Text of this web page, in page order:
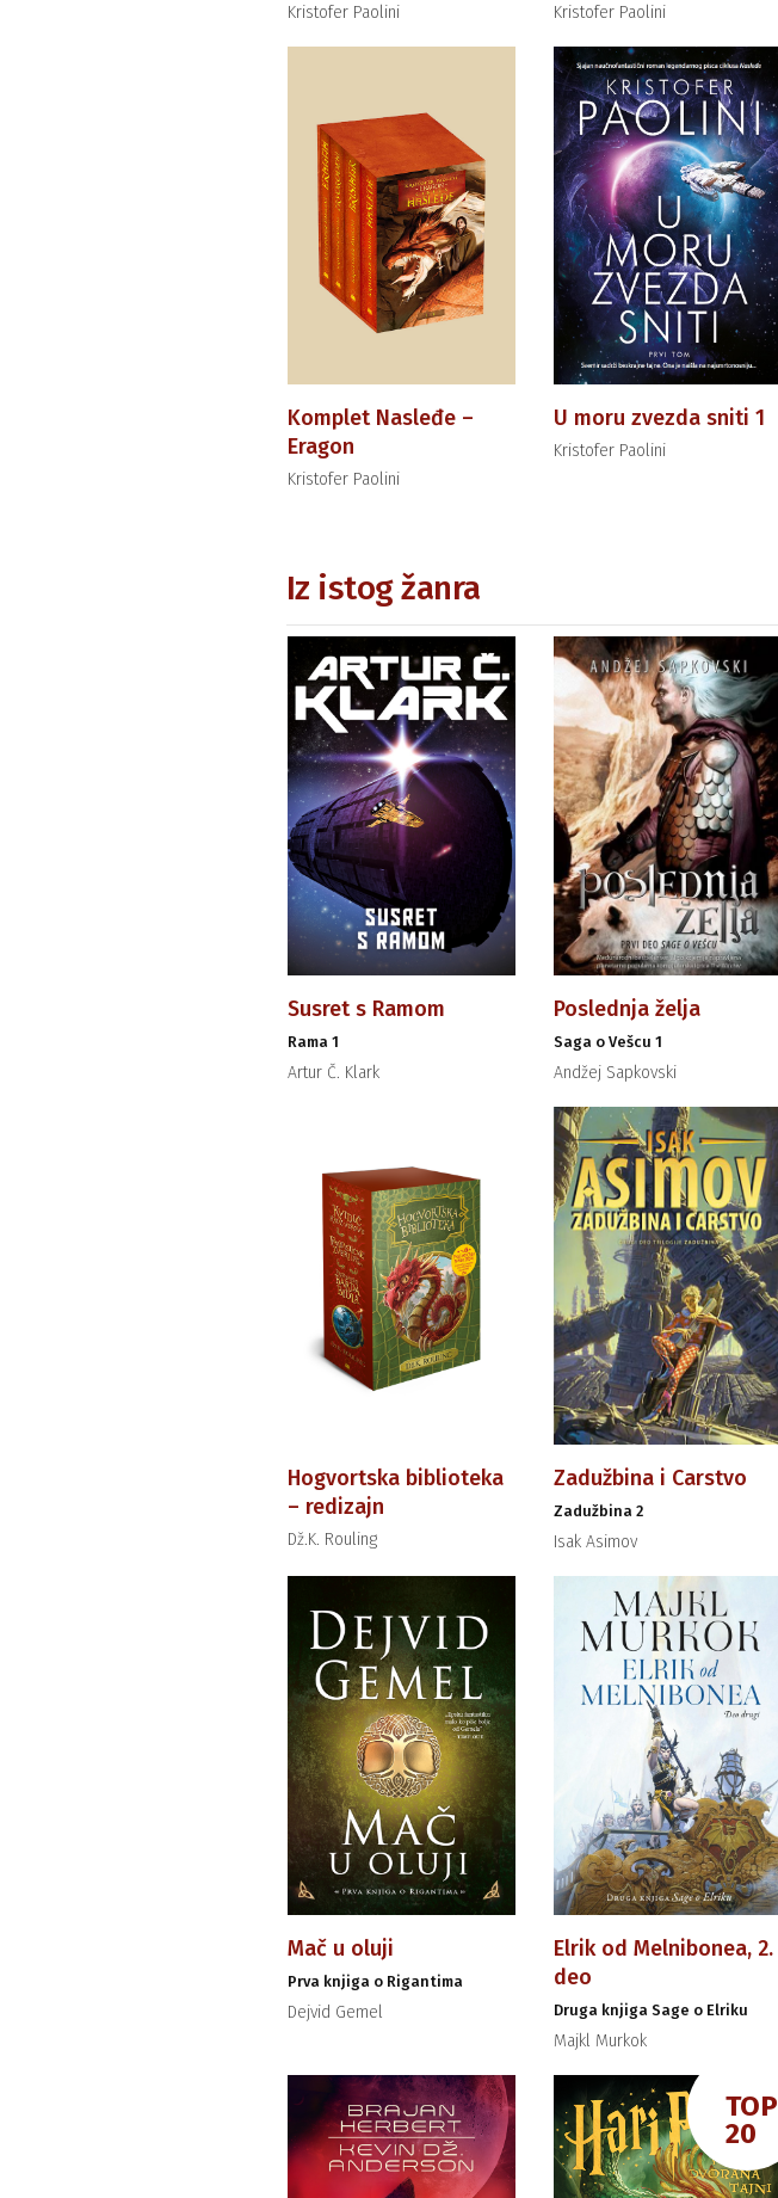
Kristofer Paolini Kristofer Paolini
Komplet Nasleđe –
Eragon
Kristofer Paolini
U moru zvezda sniti 1
Kristofer Paolini
Iz istog žanra
Susret s Ramom
Rama 1
Artur Č. Klark
Poslednja želja
Saga o Vešcu 1
Andžej Sapkovski
Hogvortska biblioteka
– redizajn
Dž.K. Rouling
Zadužbina i Carstvo
Zadužbina 2
Isak Asimov
Mač u oluji
Prva knjiga o Rigantima
Dejvid Gemel
Elrik od Melnibonea, 2.
deo
Druga knjiga Sage o Elriku
Majkl Murkok
TOP
20